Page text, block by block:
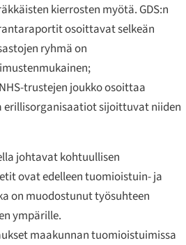
kierrosten myötä. GDS:n
osoittavat selkeän
ryhmä on
trustejen joukko osoittaa
erillisorganisaatiot sijoittuvat niiden
johtavat kohtuullisen
ovat edelleen tuomioistuin- ja
on muodostunut työsuhteen
ympärille.
maakunnan tuomioistuimissa